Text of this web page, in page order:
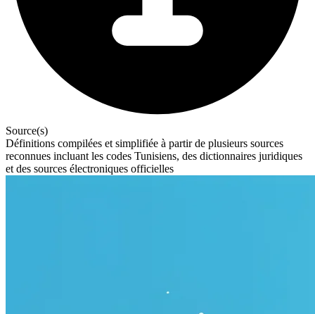
Source(s)
Définitions compilées et simplifiée à partir de plusieurs sources
reconnues incluant les codes Tunisiens, des dictionnaires juridiques
et des sources électroniques officielles